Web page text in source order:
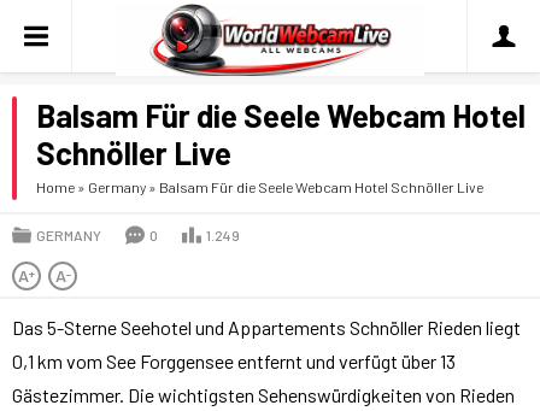
Balsam Für die Seele Webcam Hotel
Schnöller Live
Home » Germany » Balsam Für die Seele Webcam Hotel Schnöller Live
GERMANY 0 1.249
A+ A-
Das 5-Sterne Seehotel und Appartements Schnöller Rieden liegt
0,1 km vom See Forggensee entfernt und verfügt über 13
Gästezimmer. Die wichtigsten Sehenswürdigkeiten von Rieden